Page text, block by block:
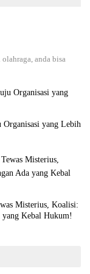
anda bisa
yang Lebih
Misterius, Koalisi:
yang Kebal Hukum!